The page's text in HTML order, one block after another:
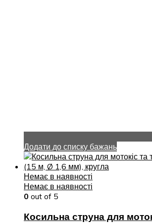
Додати до списку бажань
Немає в наявності
Немає в наявності
0 out of 5
Косильна струна для